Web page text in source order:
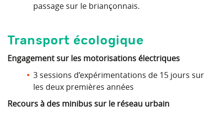
passage sur le briançonnais.
Transport écologique
Engagement sur les motorisations électriques
3 sessions d’expérimentations de 15 jours sur
les deux premières années
Recours à des minibus sur le réseau urbain